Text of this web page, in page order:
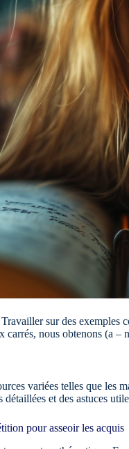
sur des exemples
nous obtenons (a
variées telles que
et des astuces
pour asseoir les acquis